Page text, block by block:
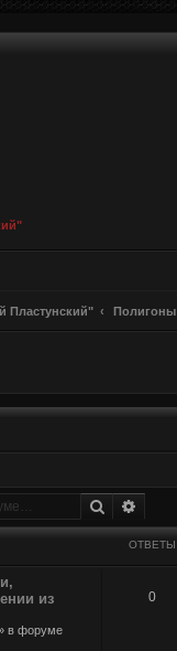
Пластунский" Полигоны
Поиск
ОТВЕТЫ
из
в форуме
0